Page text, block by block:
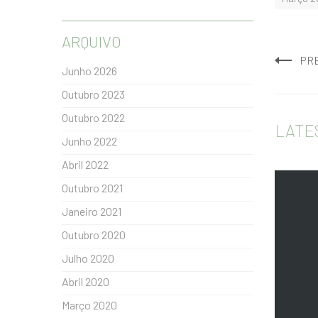
ARQUIVO
Junho 2026
Outubro 2023
Outubro 2022
Junho 2022
Abril 2022
Outubro 2021
Janeiro 2021
Outubro 2020
Julho 2020
Abril 2020
Março 2020